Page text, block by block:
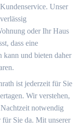
Unser
oder Ihr Haus
dass eine
kann und bieten daher
ist jederzeit für Sie
Wir verstehen,
notwendig
Sie da. Mit unserer